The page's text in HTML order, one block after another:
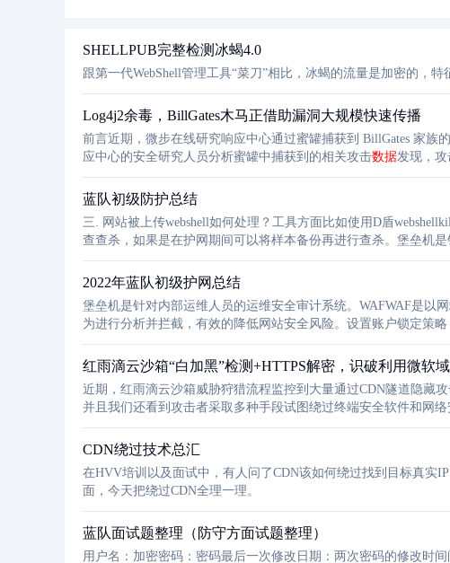
SHELLPUB完整检测冰蝎4.0
跟第一代WebShell管理工具“菜刀”相比，冰蝎的流量是加密的，
Log4j2余毒，BillGates木马正借助漏洞大规模快速传播
前言近期，微步在线研究响应中心通过蜜罐捕获到 BillGates 家
应中心的安全研究人员分析蜜罐中捕获到的相关攻击数据发现，攻
蓝队初级防护总结
三. 网站被上传webshell如何处理？工具方面比如使用D盾
查查杀，如果是在护网期间可以将样本备份再进行查杀。堡垒机
统为核心的安全产品，通过对HTTP或HTTPS的Web攻击行为进
2022年蓝队初级护网总结
堡垒机是针对内部运维人员的运维安全审计系统。WAFWAF是以
为进行分析并拦截，有效的降低网站安全风险。设置账户锁定策
红雨滴云沙箱“白加黑”检测+HTTPS解密，识破利用微软
近期，红雨滴云沙箱威胁狩猎流程监控到大量通过CDN隧道隐藏
并且我们还看到攻击者采取多种手段试图绕过终端安全软件和网
术针对终端和流量安全检测进行绕过等。
CDN绕过技术总汇
在HVV培训以及面试中，有人问了CDN该如何绕过找到目标真实
面，今天把绕过CDN全理一理。
蓝队面试题整理（防守方面试题整理）
用户名：加密密码：密码最后一次修改日期：两次密码的修改时